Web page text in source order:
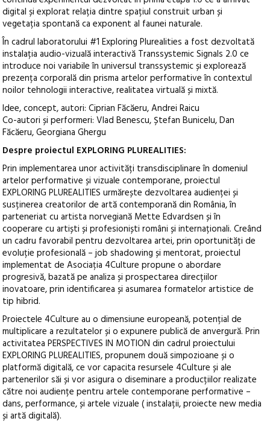
digital și explorat relația dintre spațiul construit urban și
vegetația spontană ca exponent al faunei naturale.
În cadrul laboratorului #1 Exploring Plurealities a fost dezvoltată
instalația audio-vizuală interactivă Transsystemic Signals 2.0 ce
introduce noi variabile în universul transsystemic și explorează
prezența corporală din prisma artelor performative în contextul
noilor tehnologii interactive, realitatea virtuală și mixtă.
Idee, concept, autori: Ciprian Făcăeru, Andrei Raicu
Co-autori și performeri: Vlad Benescu, Ștefan Bunicelu, Dan
Făcăeru, Georgiana Ghergu
Despre proiectul EXPLORING PLUREALITIES:
Prin implementarea unor activități transdisciplinare în domeniul
artelor performative și vizuale contemporane, proiectul
EXPLORING PLUREALITIES urmărește dezvoltarea audienței și
susținerea creatorilor de artă contemporană din România, în
parteneriat cu artista norvegiană Mette Edvardsen și în
cooperare cu artiști și profesioniști români și internaționali. Creând
un cadru favorabil pentru dezvoltarea artei, prin oportunități de
evoluție profesională – job shadowing și mentorat, proiectul
implementat de Asociația 4Culture propune o abordare
progresivă, bazată pe analiza și prospectarea direcțiilor
inovatoare, prin identificarea și asumarea formatelor artistice de
tip hibrid.
Proiectele 4Culture au o dimensiune europeană, potențial de
multiplicare a rezultatelor și o expunere publică de anvergură. Prin
activitatea PERSPECTIVES IN MOTION din cadrul proiectului
EXPLORING PLUREALITIES, propunem două simpozioane și o
platformă digitală, ce vor capacita resursele 4Culture și ale
partenerilor săi și vor asigura o diseminare a producțiilor realizate
către noi audiențe pentru artele contemporane performative –
dans, performance, și artele vizuale ( instalații, proiecte new media
și artă digitală).